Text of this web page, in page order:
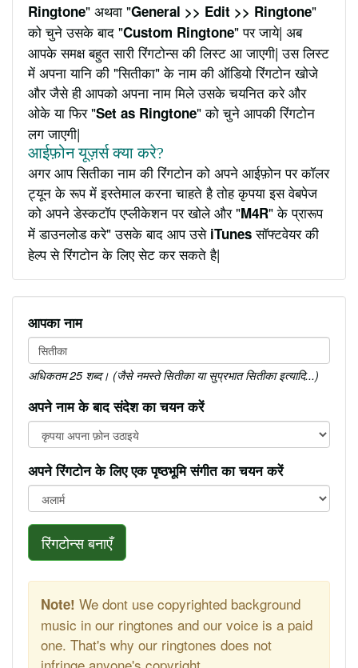
Ringtone" अथवा "General >> Edit >> Ringtone"
को चुने उसके बाद "Custom Ringtone" पर जाये| अब
आपके समक्ष बहुत सारी रिंगटोन्स की लिस्ट आ जाएगी| उस लिस्ट
में अपना यानि की "सितीका" के नाम की ऑडियो रिंगटोन खोजे
और जैसे ही आपको अपना नाम मिले उसके चयनित करे और
ओके या फिर "Set as Ringtone" को चुने आपकी रिंगटोन
लग जाएगी|
आईफ़ोन यूज़र्स क्या करे?
अगर आप सितीका नाम की रिंगटोन को अपने आईफ़ोन पर कॉलर
ट्यून के रूप में इस्तेमाल करना चाहते है तोह कृपया इस वेबपेज
को अपने डेस्कटॉप एप्लीकेशन पर खोले और "M4R" के प्रारूप
में डाउनलोड करे" उसके बाद आप उसे iTunesसॉफ्टवेयर की
हेल्प से रिंगटोन के लिए सेट कर सकते है|
आपका नाम
अधिकतम 25 शब्द। (जैसे नमस्ते सितीका या सुप्रभात सितीका इत्यादि...)
अपने नाम के बाद संदेश का चयन करें
अपने रिंगटोन के लिए एक पृष्ठभूमि संगीत का चयन करें
रिंगटोन्स बनाएँ
Note! We dont use copyrighted background
music in our ringtones and our voice is a paid
one. That's why our ringtones does not
infringe anyone's copyright.